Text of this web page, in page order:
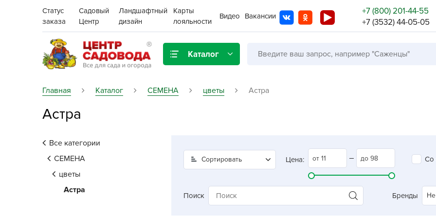
Статус
заказа
Садовый
Центр
Ландшафтный
дизайн
Карты
лояльности
Видео Вакансии
+7 (800) 201-44-55
+7 (3532) 44-05-05
Каталог
Газонная трава
Грунты, дренаж, мульча
Ёмкости для рассады и
растений,
проращиватели
Бренды
Главная Каталог СЕМЕНА цветы Астра
Астра
Все категории
СЕМЕНА
цветы
Астра
Сортировать Цена: Со
Поиск Бренды